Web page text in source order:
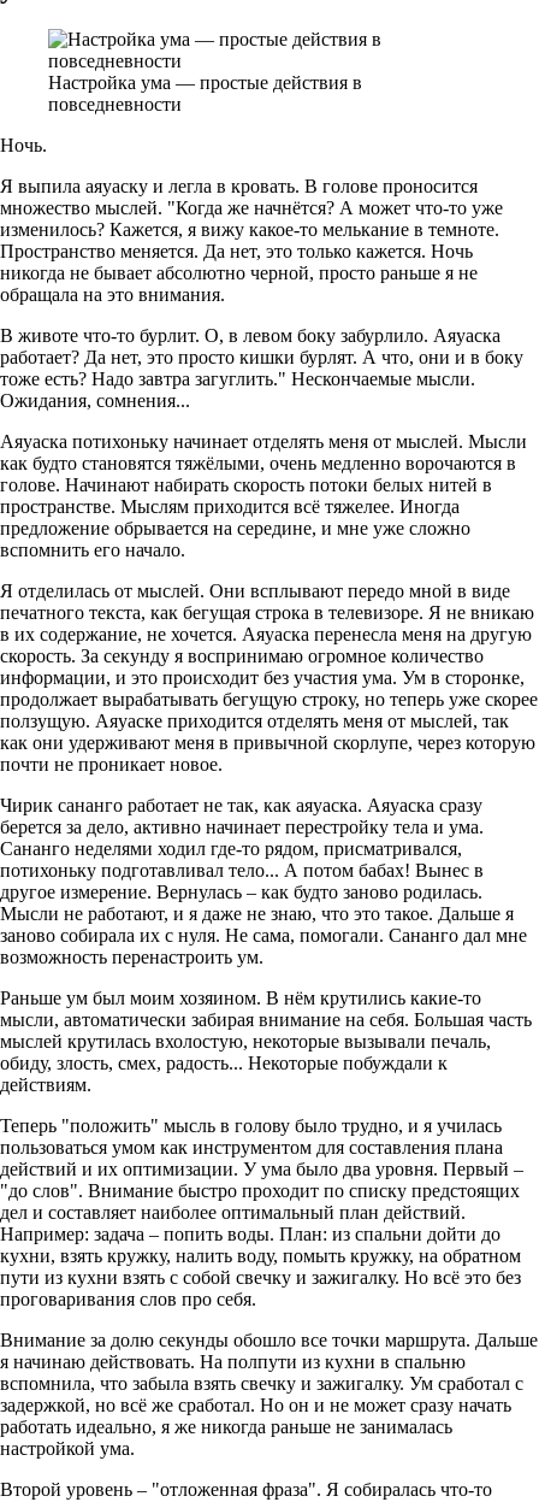
Настройка ума — простые действия в
повседневности
Ночь.
Я выпила аяуаску и легла в кровать. В голове проносится
множество мыслей. "Когда же начнётся? А может что-то уже
изменилось? Кажется, я вижу какое-то мелькание в темноте.
Пространство меняется. Да нет, это только кажется. Ночь
никогда не бывает абсолютно черной, просто раньше я не
обращала на это внимания.
В животе что-то бурлит. О, в левом боку забурлило. Аяуаска
работает? Да нет, это просто кишки бурлят. А что, они и в боку
тоже есть? Надо завтра загуглить." Нескончаемые мысли.
Ожидания, сомнения...
Аяуаска потихоньку начинает отделять меня от мыслей. Мысли
как будто становятся тяжёлыми, очень медленно ворочаются в
голове. Начинают набирать скорость потоки белых нитей в
пространстве. Мыслям приходится всё тяжелее. Иногда
предложение обрывается на середине, и мне уже сложно
вспомнить его начало.
Я отделилась от мыслей. Они всплывают передо мной в виде
печатного текста, как бегущая строка в телевизоре. Я не вникаю
в их содержание, не хочется. Аяуаска перенесла меня на другую
скорость. За секунду я воспринимаю огромное количество
информации, и это происходит без участия ума. Ум в сторонке,
продолжает вырабатывать бегущую строку, но теперь уже скорее
ползущую. Аяуаске приходится отделять меня от мыслей, так
как они удерживают меня в привычной скорлупе, через которую
почти не проникает новое.
Чирик сананго работает не так, как аяуаска. Аяуаска сразу
берется за дело, активно начинает перестройку тела и ума.
Сананго неделями ходил где-то рядом, присматривался,
потихоньку подготавливал тело... А потом бабах! Вынес в
другое измерение. Вернулась – как будто заново родилась.
Мысли не работают, и я даже не знаю, что это такое. Дальше я
заново собирала их с нуля. Не сама, помогали. Сананго дал мне
возможность перенастроить ум.
Раньше ум был моим хозяином. В нём крутились какие-то
мысли, автоматически забирая внимание на себя. Большая часть
мыслей крутилась вхолостую, некоторые вызывали печаль,
обиду, злость, смех, радость... Некоторые побуждали к
действиям.
Теперь "положить" мысль в голову было трудно, и я училась
пользоваться умом как инструментом для составления плана
действий и их оптимизации. У ума было два уровня. Первый –
"до слов". Внимание быстро проходит по списку предстоящих
дел и составляет наиболее оптимальный план действий.
Например: задача – попить воды. План: из спальни дойти до
кухни, взять кружку, налить воду, помыть кружку, на обратном
пути из кухни взять с собой свечку и зажигалку. Но всё это без
проговаривания слов про себя.
Внимание за долю секунды обошло все точки маршрута. Дальше
я начинаю действовать. На полпути из кухни в спальню
вспомнила, что забыла взять свечку и зажигалку. Ум сработал с
задержкой, но всё же сработал. Но он и не может сразу начать
работать идеально, я же никогда раньше не занималась
настройкой ума.
Второй уровень – "отложенная фраза". Я собиралась что-то